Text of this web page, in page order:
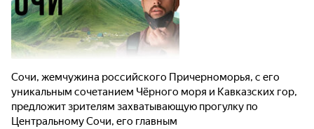
Сочи, жемчужина российского Причерноморья, с его
уникальным сочетанием Чёрного моря и Кавказских гор,
предложит зрителям захватывающую прогулку по
Центральному Сочи, его главным